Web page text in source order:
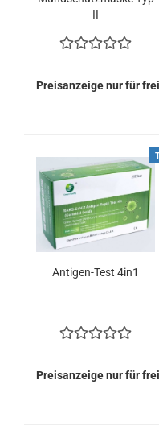
II
Preisanzeige nur für
Antigen-Test 4in1
Preisanzeige nur für